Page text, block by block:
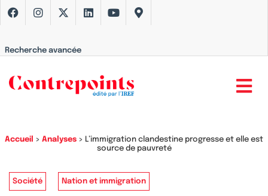
Recherche avancée
Accueil > Analyses > L’immigration clandestine progresse et elle est
source de pauvreté
Société Nation et immigration